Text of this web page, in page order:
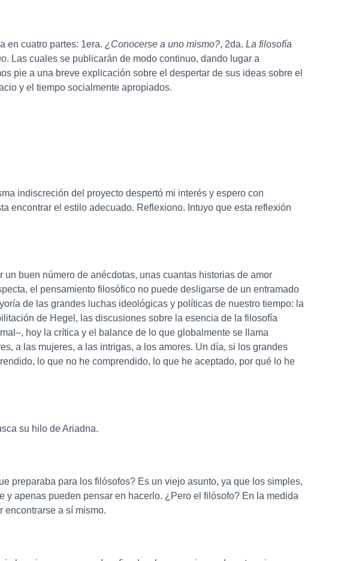
en cuatro partes: 1era. ¿Conocerse a uno mismo?, 2da. La filosofía
. Las cuales se publicarán de modo continuo, dando lugar a
pie a una breve explicación sobre el despertar de sus ideas sobre el
y el tiempo socialmente apropiados.
indiscreción del proyecto despertó mi interés y espero con
encontrar el estilo adecuado. Reflexiono. Intuyo que esta reflexión
buen número de anécdotas, unas cuantas historias de amor
el pensamiento filosófico no puede desligarse de un entramado
de las grandes luchas ideológicas y políticas de nuestro tiempo: la
de Hegel, las discusiones sobre la esencia de la filosofía
hoy la crítica y el balance de lo que globalmente se llama
a las mujeres, a las intrigas, a los amores. Un día, si los grandes
lo que no he comprendido, lo que he aceptado, por qué lo he
su hilo de Ariadna.
preparaba para los filósofos? Es un viejo asunto, ya que los simples,
apenas pueden pensar en hacerlo. ¿Pero el filósofo? En la medida
encontrarse a sí mismo.